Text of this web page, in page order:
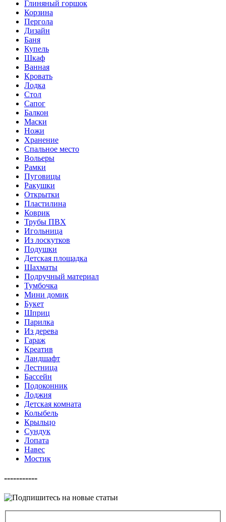
Глиняный горшок
Корзина
Пергола
Дизайн
Баня
Купель
Шкаф
Ванная
Кровать
Лодка
Стол
Сапог
Балкон
Маски
Ножи
Хранение
Спальное место
Вольеры
Рамки
Пуговицы
Ракушки
Открытки
Пластилина
Коврик
Трубы ПВХ
Игольница
Из лоскутков
Подушки
Детская площадка
Шахматы
Подручный материал
Тумбочка
Мини домик
Букет
Шприц
Парилка
Из дерева
Гараж
Креатив
Ландшафт
Лестница
Бассейн
Подоконник
Лоджия
Детская комната
Колыбель
Крыльцо
Сундук
Лопата
Навес
Мостик
-----------